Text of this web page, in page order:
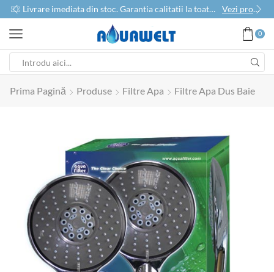
Livrare imediata din stoc. Garantia calitatii la toate produsele Vezi produse
0
Prima Pagină Produse Filtre Apa Filtre Apa Dus Baie